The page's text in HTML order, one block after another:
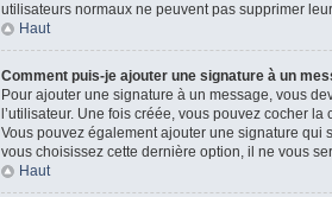
utilisateurs normaux ne peuvent pas supprimer
Haut
Comment puis-je ajouter une signature à un
Pour ajouter une signature à un message, vous
l’utilisateur. Une fois créée, vous pouvez cocher la
Vous pouvez également ajouter une signature qui
vous choisissez cette dernière option, il ne vous
Haut